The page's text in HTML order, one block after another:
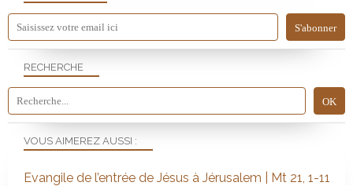
RECHERCHE
VOUS AIMEREZ AUSSI :
Evangile de l’entrée de Jésus à Jérusalem | Mt 21, 1-11